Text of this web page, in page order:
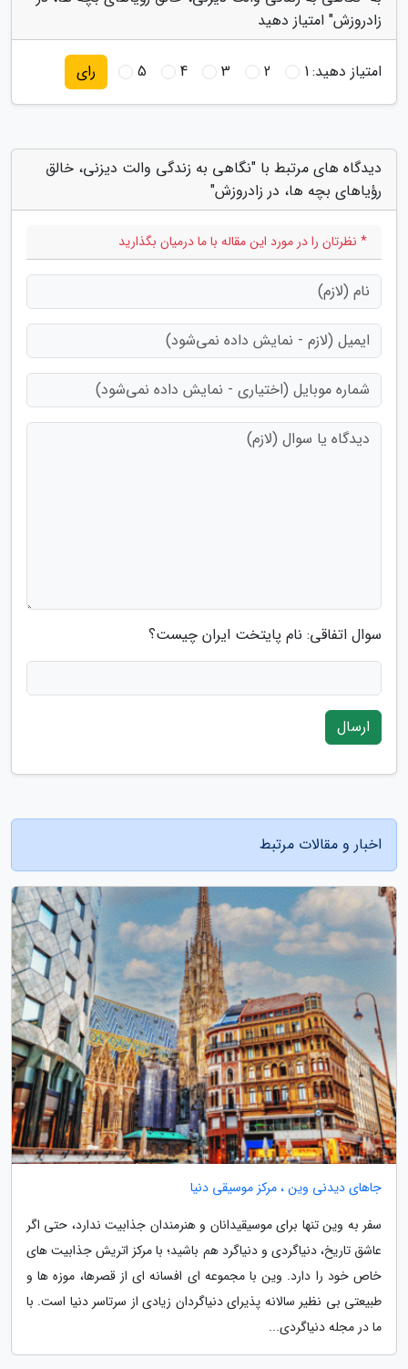
زادروزش" امتیاز دهید
امتیاز دهید:1
2
3
4
5 رای
دیدگاه های مرتبط با "نگاهی به زندگی والت دیزنی، خالق
رؤیاهای بچه ها، در زادروزش"
* نظرتان را در مورد این مقاله با ما درمیان بگذارید
سوال اتفاقی: نام پایتخت ایران چیست؟
ارسال
اخبار و مقالات مرتبط
جاهای دیدنی وین ، مرکز موسیقی دنیا
سفر به وین تنها برای موسیقیدانان و هنرمندان جذابیت ندارد، حتی اگر
عاشق تاریخ، دنیاگردی و دنیاگرد هم باشید؛ با مرکز اتریش جذابیت های
خاص خود را دارد. وین با مجموعه ای افسانه ای از قصرها، موزه ها و
طبیعتی بی نظیر سالانه پذیرای دنیاگردان زیادی از سرتاسر دنیا است. با
ما در مجله دنیاگردی...